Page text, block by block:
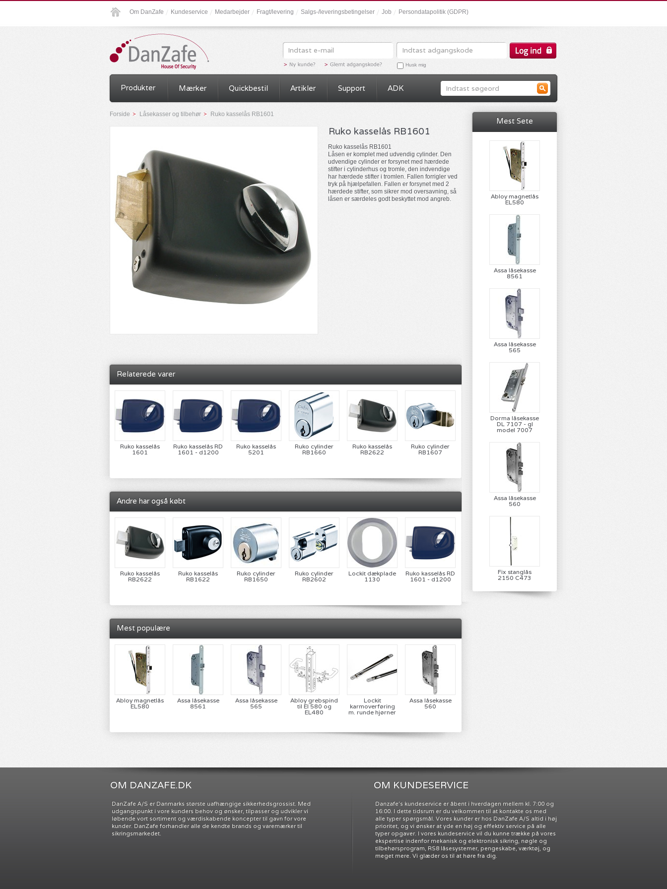
Husk mig
Om DanZafe Kundeservice Medarbejder Fragt/levering Salgs-/leveringsbetingelser Job Persondatapolitik (GDPR)
Produkter Mærker Quickbestil Artikler Support ADK
Forside Låsekasser og tilbehør Ruko kasselås RB1601
Ruko kasselås RB1601
Ruko kasselås RB1601
Låsen er komplet med udvendig cylinder. Den
udvendige cylinder er forsynet med hærdede
stifter i cylinderhus og tromle, den indvendige
har hærdede stifter i tromlen. Fallen forrigler ved
tryk på hjælpefallen. Fallen er forsynet med 2
hærdede stifter, som sikrer mod oversavning, så
låsen er særdeles godt beskyttet mod angreb.
Relaterede varer
Ruko kasselås
1601
Ruko kasselås RD
1601 - d1200
Ruko kasselås
5201
Ruko cylinder
RB1660
Ruko kasselås
RB2622
Ruko cylinder
RB1607
Andre har også købt
Ruko kasselås
RB2622
Ruko kasselås
RB1622
Ruko cylinder
RB1650
Ruko cylinder
RB2602
Lockit dækplade
1130
Ruko kasselås RD
1601 - d1200
Mest populære
Abloy magnetlås
EL580
Assa låsekasse
8561
Assa låsekasse
565
Abloy grebspind
til El 580 og
EL480
Lockit
karmoverføring
m. runde hjørner
Assa låsekasse
560
Mest Sete
Abloy magnetlås
EL580
Assa låsekasse
8561
Assa låsekasse
565
Dorma låsekasse
DL 7107 - gl
model 7007
Assa låsekasse
560
Fix stanglås
2150 C473
OM DANZAFE.DK
DanZafe A/S er Danmarks største uafhængige sikkerhedsgrossist. Med
udgangspunkt i vore kunders behov og ønsker, tilpasser og udvikler vi
løbende vort sortiment og værdiskabende koncepter til gavn for vore
kunder. DanZafe forhandler alle de kendte brands og varemærker til
sikringsmarkedet.
OM KUNDESERVICE
Danzafe’s kundeservice er åbent i hverdagen mellem kl. 7:00 og
16:00. I dette tidsrum er du velkommen til at kontakte os med
alle typer spørgsmål. Vores kunder er hos DanZafe A/S altid i høj
prioritet, og vi ønsker at yde en høj og effektiv service på alle
typer opgaver. I vores kundeservice vil du kunne trække på vores
ekspertise indenfor mekanisk og elektronisk sikring, nøgle og
tilbehørsprogram, RS8 låsesystemer, pengeskabe, værktøj, og
meget mere. Vi glæder os til at høre fra dig.